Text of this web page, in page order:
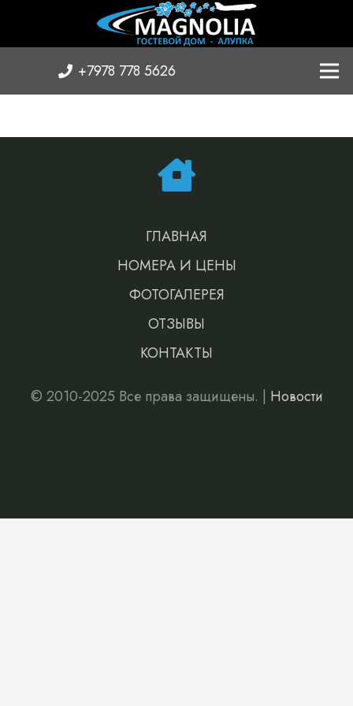
+7978 778 5626
ГЛАВНАЯ
НОМЕРА И ЦЕНЫ
ФОТОГАЛЕРЕЯ
ОТЗЫВЫ
КОНТАКТЫ
© 2010-2025 Все права защищены. | Новости